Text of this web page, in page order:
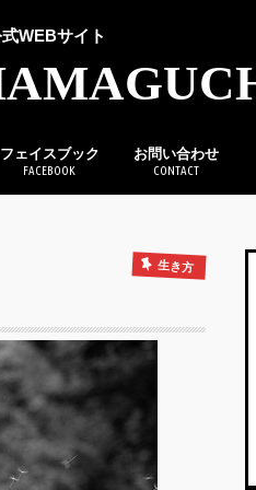
WEBサイト
フェイスブック
FACEBOOK
お問い合わせ
CONTACT
生き方